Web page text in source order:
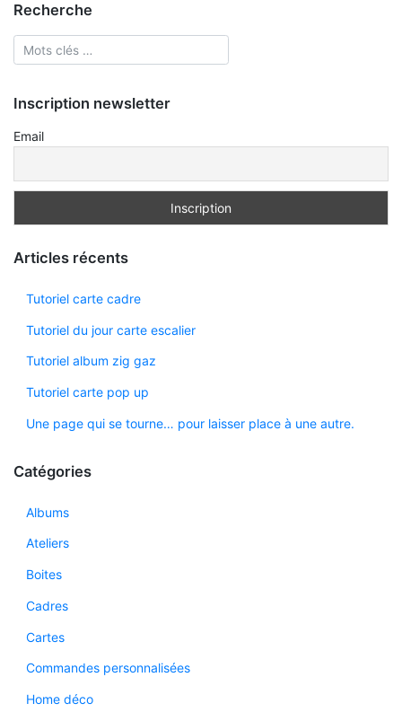
Recherche
Inscription newsletter
Email
Articles récents
Tutoriel carte cadre
Tutoriel du jour carte escalier
Tutoriel album zig gaz
Tutoriel carte pop up
Une page qui se tourne… pour laisser place à une autre.
Catégories
Albums
Ateliers
Boites
Cadres
Cartes
Commandes personnalisées
Home déco